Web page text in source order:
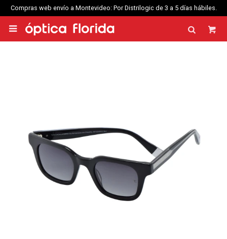
Compras web envío a Montevideo: Por Distrilogic de 3 a 5 días hábiles.
